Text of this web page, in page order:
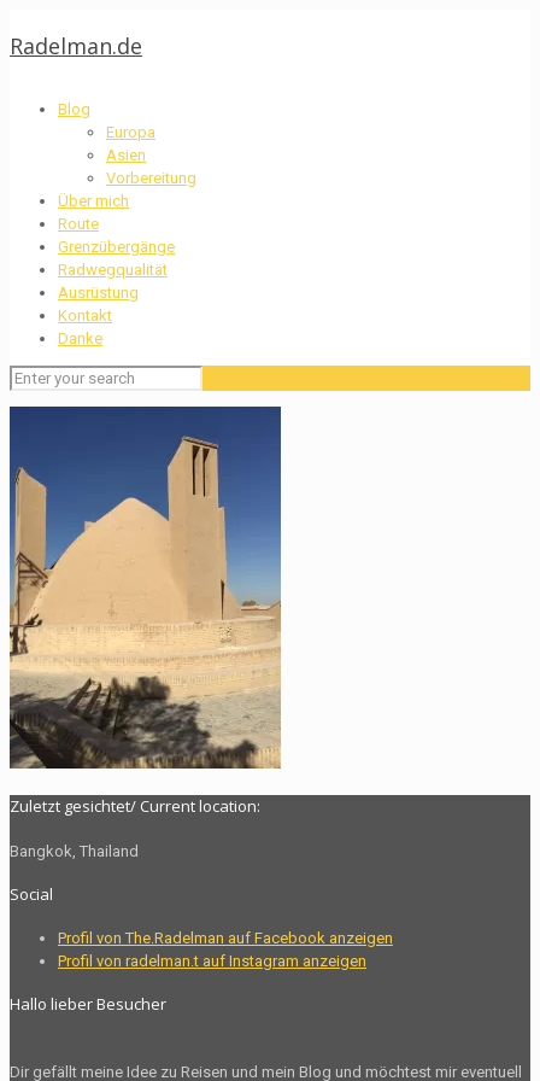
Radelman.de
Blog
Europa
Asien
Vorbereitung
Über mich
Route
Grenzübergänge
Radwegqualität
Ausrüstung
Kontakt
Danke
Zuletzt gesichtet/ Current location:
Bangkok, Thailand
Social
Profil von The.Radelman auf Facebook anzeigen
Profil von radelman.t auf Instagram anzeigen
Hallo lieber Besucher
Dir gefällt meine Idee zu Reisen und mein Blog und möchtest mir eventuell